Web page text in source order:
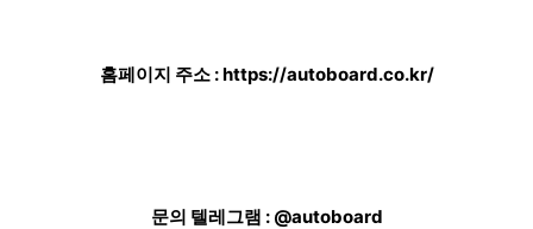
홈페이지 주소 :https://autoboard.co.kr/
문의 텔레그램 : @autoboard